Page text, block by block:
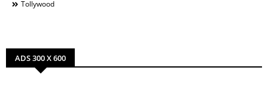
Tollywood
ADS 300 X 600